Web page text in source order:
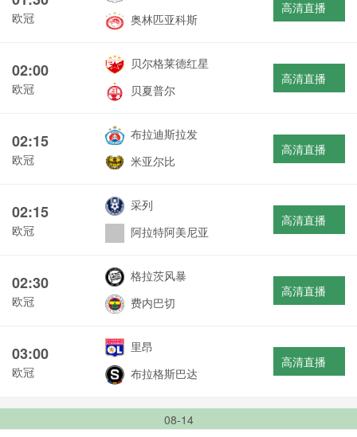
欧冠
奥林匹亚科斯
高清直播
02:00
欧冠
贝尔格莱德红星
贝夏普尔
高清直播
02:15
欧冠
布拉迪斯拉发
米亚尔比
高清直播
02:15
欧冠
采列
阿拉特阿美尼亚
高清直播
02:30
欧冠
格拉茨风暴
费内巴切
高清直播
03:00
欧冠
里昂
布拉格斯巴达
高清直播
08-14